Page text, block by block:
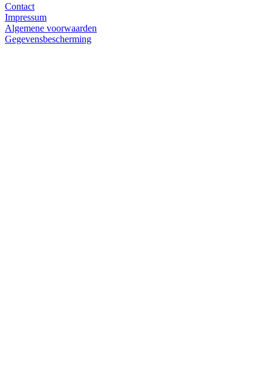
Contact
Impressum
Algemene voorwaarden
Gegevensbescherming